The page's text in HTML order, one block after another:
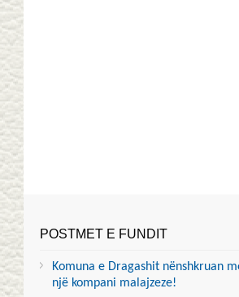
POSTMET E FUNDIT
Komuna e Dragashit nënshkruan
një kompani malajzeze!